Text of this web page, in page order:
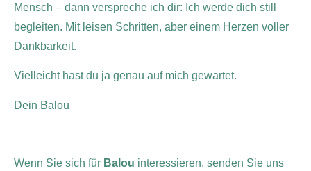
Mensch – dann verspreche ich dir: Ich werde dich still
begleiten. Mit leisen Schritten, aber einem Herzen voller
Dankbarkeit.
Vielleicht hast du ja genau auf mich gewartet.
Dein Balou
Wenn Sie sich für Balou interessieren, senden Sie uns